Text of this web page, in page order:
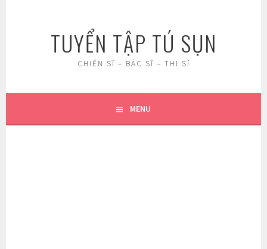
TUYỂN TẬP TÚ SỤN
CHIẾN SĨ – BÁC SĨ – THI SĨ
MENU